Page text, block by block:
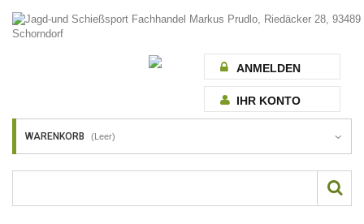
ANMELDEN
IHR KONTO
WARENKORB (Leer)